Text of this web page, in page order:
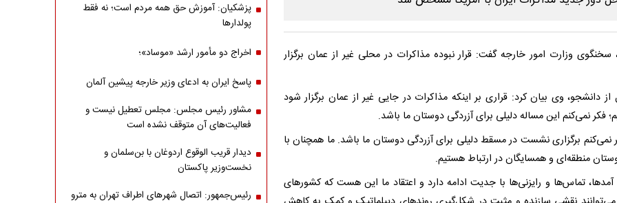
سخنگوی وزارت امور خارجه گفت: قرار نبوده مذاکرات در محلی غیر از عمان برگزار
از دانشجو، وی بیان کرد: قراری بر اینکه مذاکرات در جایی غیر از عمان برگزار شود
فکر نمی‌کنم این مساله دلیلی برای آزردگی دوستان ما باشد.
نمی‌کنم برگزاری نشست در مسقط دلیلی برای آزردگی دوستان ما باشد. ما همچنان با
منطقه‌ای و همسایگان در ارتباط هستیم.
تماس‌ها و رایزنی‌ها با جدیت ادامه دارد و اعتقاد ما این هست که کشور‌های
پزشکیان: آموزش حق همه مردم است؛ نه فقط
پولدارها
اخراج دو مأمور ارشد «موساد»؛
پاسخ ایران به ادعای وزیر خارجه پیشین آلمان
مشاور رئیس مجلس: مجلس تعطیل نیست و
فعالیت‌های آن متوقف نشده است
دیدار قریب الوقوع اردوغان با بن‌سلمان و
نخست‌وزیر پاکستان
رئیس‌جمهور: اتصال شهرهای اطراف تهران به مترو